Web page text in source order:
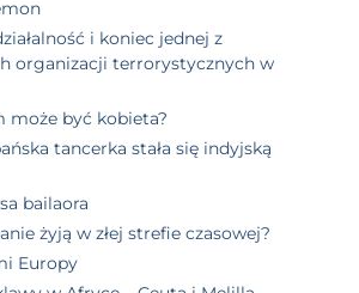
i koniec jednej z
organizacji terrorystycznych w
może być kobieta?
tancerka stała się indyjską
bailaora
żyją w złej strefie czasowej?
Europy